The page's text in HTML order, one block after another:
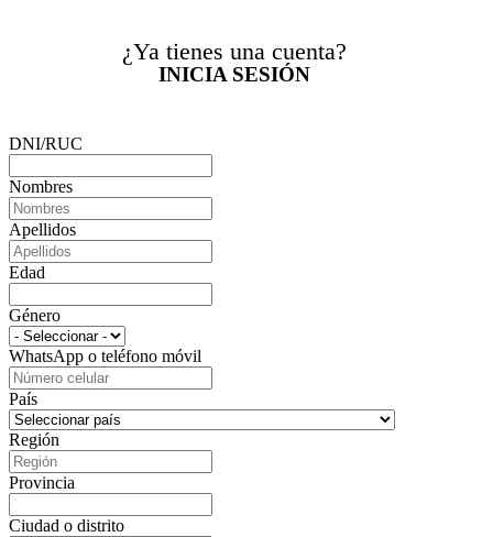
¿Ya tienes una cuenta?
INICIA SESIÓN
DNI/RUC
Nombres
Apellidos
Edad
Género
WhatsApp o teléfono móvil
País
Región
Provincia
Ciudad o distrito